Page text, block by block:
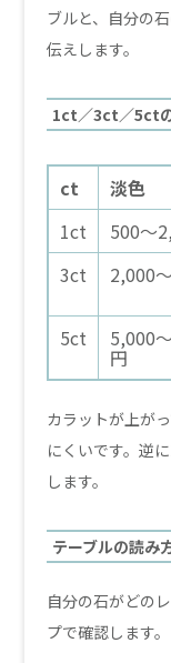
ブルと、自分の
伝えします。
1ct／3ct／5ct
ct 淡色
1ct
500〜
3ct
2,000
5ct
5,000
円
カラットが上が
にくいです。逆
します。
テーブルの読
自分の石がどの
プで確認します。